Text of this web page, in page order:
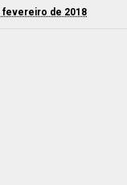
fevereiro de 2018